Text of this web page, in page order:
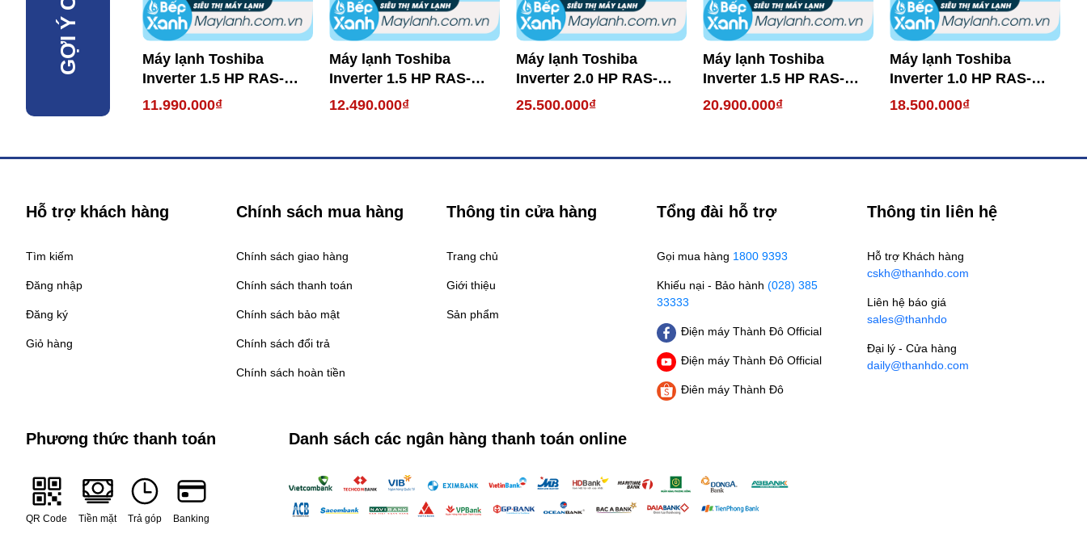
Máy lạnh Toshiba
Inverter 1.5 HP RAS-
H13C1KCVG-V
11.990.000₫
Máy lạnh Toshiba
Inverter 1.5 HP RAS-
H13HKCVG-V
12.490.000₫
Máy lạnh Toshiba
Inverter 2.0 HP RAS-
H18N4KCVPG-V
25.500.000₫
Máy lạnh Toshiba
Inverter 1.5 HP RAS-
H13N4KCVPG-V
20.900.000₫
Máy lạnh Toshiba
Inverter 1.0 HP RAS-
H10N4KCVPG-V
18.500.000₫
Hỗ trợ khách hàng
Tìm kiếm
Đăng nhập
Đăng ký
Giỏ hàng
Chính sách mua hàng
Chính sách giao hàng
Chính sách thanh toán
Chính sách bảo mật
Chính sách đổi trả
Chính sách hoàn tiền
Thông tin cửa hàng
Trang chủ
Giới thiệu
Sản phẩm
Tổng đài hỗ trợ
Gọi mua hàng 1800 9393
Khiếu nại - Bảo hành (028) 385
33333
Điện máy Thành Đô Official
Điện máy Thành Đô Official
Điên máy Thành Đô
Thông tin liên hệ
Hỗ trợ Khách hàng
cskh@thanhdo.com
Liên hệ báo giá
sales@thanhdo
Đại lý - Cửa hàng
daily@thanhdo.com
Phương thức thanh toán
QR Code Tiền mặt Trả góp Banking
Danh sách các ngân hàng thanh toán online